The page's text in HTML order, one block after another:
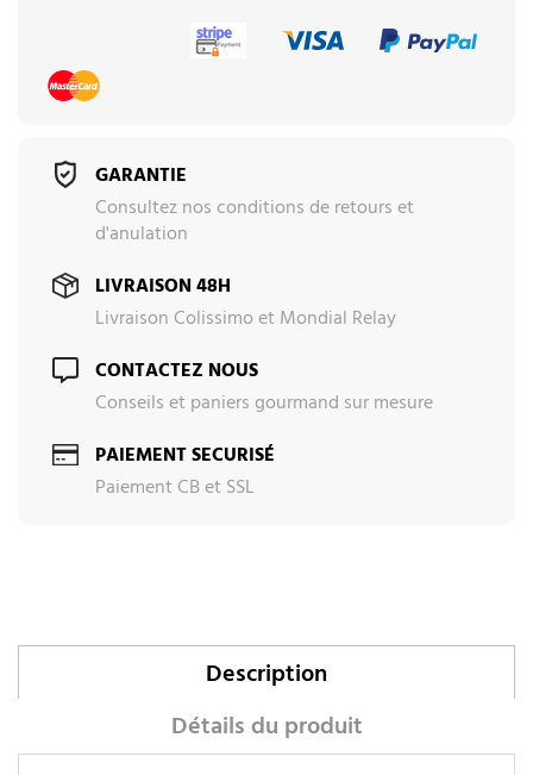
GARANTIE
Consultez nos conditions de retours et
d'anulation
LIVRAISON 48H
Livraison Colissimo et Mondial Relay
CONTACTEZ NOUS
Conseils et paniers gourmand sur mesure
PAIEMENT SECURISÉ
Paiement CB et SSL
Description
Détails du produit